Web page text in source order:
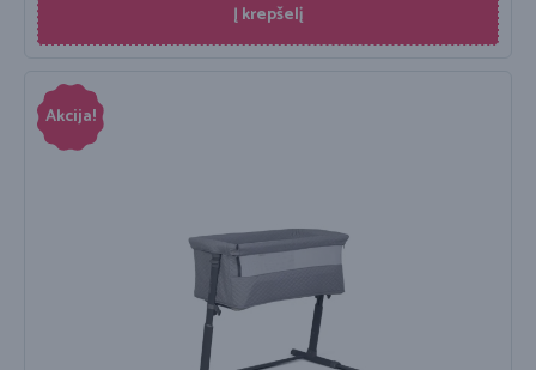
Į krepšelį
Akcija!